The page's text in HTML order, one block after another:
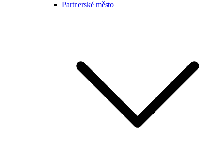
Partnerské město